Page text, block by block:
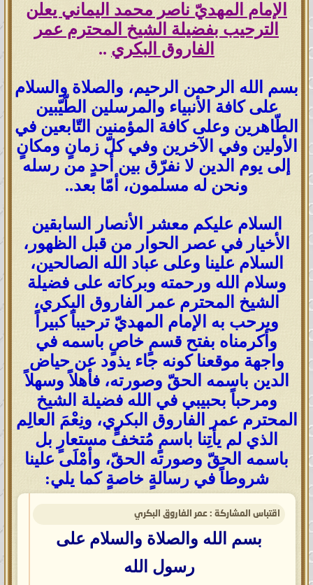
الإمام المهديّ ناصر محمد اليماني يعلن
الترحيب بفضيلة الشيخ المحترم عمر
الفاروق البكري ..
بسم الله الرحمن الرحيم، والصلاة والسلام
على كافة الأنبياء والمرسلين الطّيّبين
الطّاهرين وعلى كافة المؤمنين التّابعين في
الأولين وفي الآخرين وفي كلّ زمانٍ ومكانٍ
إلى يوم الدين لا نفرّق بين أحدٍ من رسله
ونحن له مسلمون، أمّا بعد..
السلام عليكم معشر الأنصار السابقين
الأخيار في عصر الحوار من قبل الظهور،
السلام علينا وعلى عباد الله الصالحين،
وسلام الله ورحمته وبركاته على فضيلة
الشيخ المحترم عمر الفاروق البكري،
ويرحب به الإمام المهديّ ترحيباً كبيراً
وأكرمناه بفتح قسمٍ خاصٍ باسمه في
واجهة موقعنا كونه جاء يذود عن حياض
الدين باسمه الحقّ وصورته، فأهلاً وسهلاً
ومرحباً بحبيبي في الله فضيلة الشيخ
المحترم عمر الفاروق البكري، ونِعْمَ العالِم
الذي لم يأتِنا باسمٍ مُتخفٍّ مستعارٍ بل
باسمه الحقّ وصورته الحقّ، وأمْلَى علينا
شروطاً في رسالةٍ خاصةٍ كما يلي:
اقتباس المشاركة : عمر الفاروق البكري
بسم الله والصلاة والسلام على
رسول الله